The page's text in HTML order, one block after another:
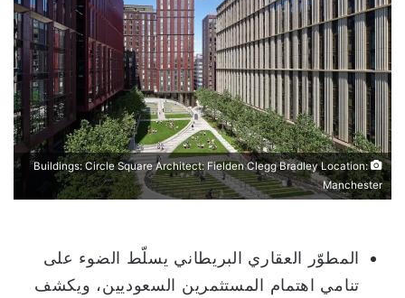
ل
ب
ر
ي
د
ا
إ
ل
ك
ت
ن
ي
Buildings: Circle Square Architect: Fielden Clegg Bradley Location:
Manchester
المطوّر العقاري البريطاني يسلّط الضوء على
تنامي اهتمام المستثمرين السعوديين، ويكشف